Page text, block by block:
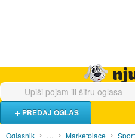
PREDAJ OGLAS
Oglasnik … Marketplace